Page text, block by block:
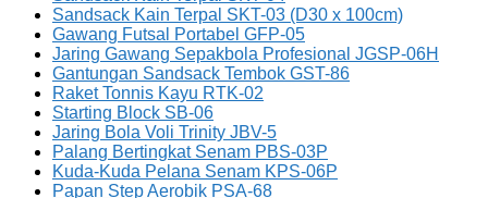
Sandsack Kain Terpal SKT-03 (D30 x 100cm)
Gawang Futsal Portabel GFP-05
Jaring Gawang Sepakbola Profesional JGSP-06H
Gantungan Sandsack Tembok GST-86
Raket Tonnis Kayu RTK-02
Starting Block SB-06
Jaring Bola Voli Trinity JBV-5
Palang Bertingkat Senam PBS-03P
Kuda-Kuda Pelana Senam KPS-06P
Papan Step Aerobik PSA-68